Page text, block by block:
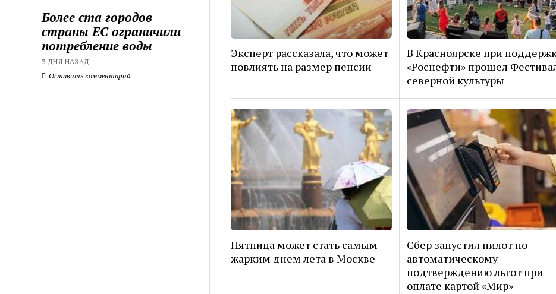
Более ста городов
страны ЕС ограничили
потребление воды
3 ДНЯ НАЗАД
Оставить комментарий
Эксперт рассказала, что может
повлиять на размер пенсии
В Красноярске при
«Роснефти» прошел
северной культуры
Пятница может стать самым
жарким днем лета в Москве
Сбер запустил пилот по
автоматическому
подтверждению льгот при
оплате картой «Мир»